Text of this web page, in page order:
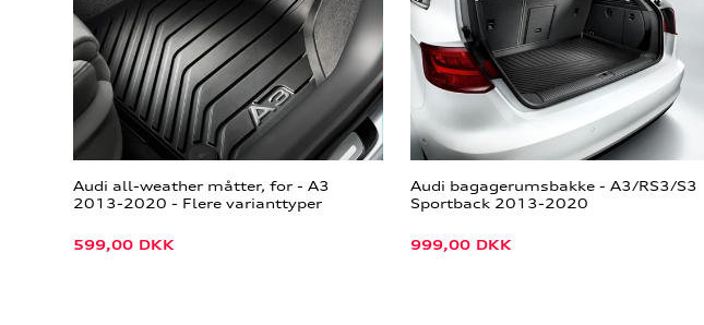
Audi all-weather måtter, for - A3
2013-2020 - Flere varianttyper
599,00 DKK
Audi bagagerumsbakke - A3/RS3/S3
Sportback 2013-2020
999,00 DKK